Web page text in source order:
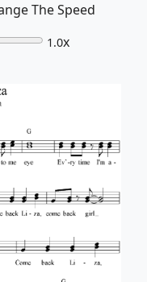
The Speed
1.0x